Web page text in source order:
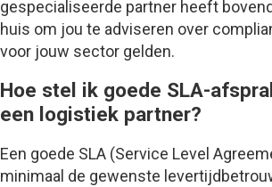
gespecialiseerde partner heeft
huis om jou te adviseren over
voor jouw sector gelden.
Hoe stel ik goede SLA-
een logistiek partner?
Een goede SLA (Service Level
minimaal de gewenste